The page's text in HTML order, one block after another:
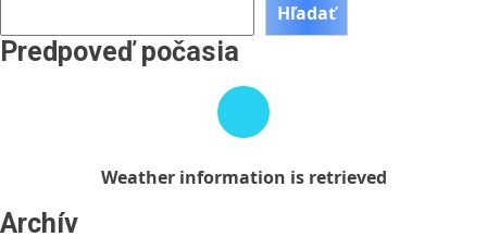
Hľadať
Predpoveď počasia
Weather
information
retrieved
Weather information is retrieved
Archív